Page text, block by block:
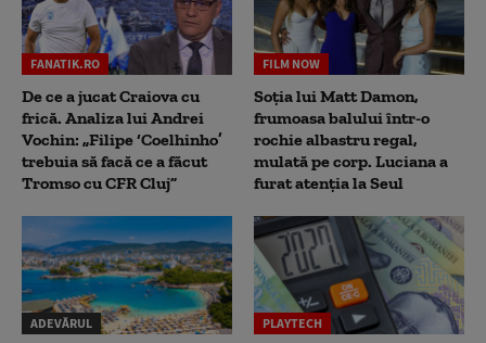
FANATIK.RO
De ce a jucat Craiova cu
frică. Analiza lui Andrei
Vochin: „Filipe ‘Coelhinho’
trebuia să facă ce a făcut
Tromso cu CFR Cluj”
FILM NOW
Soția lui Matt Damon,
frumoasa balului într-o
rochie albastru regal,
mulată pe corp. Luciana a
furat atenția la Seul
ADEVĂRUL PLAYTECH